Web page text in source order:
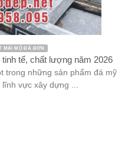
MÁI MỘ ĐÁ ĐƠN
tế, chất lượng năm 2026
trong những sản phẩm đá mỹ
vực xây dựng ...